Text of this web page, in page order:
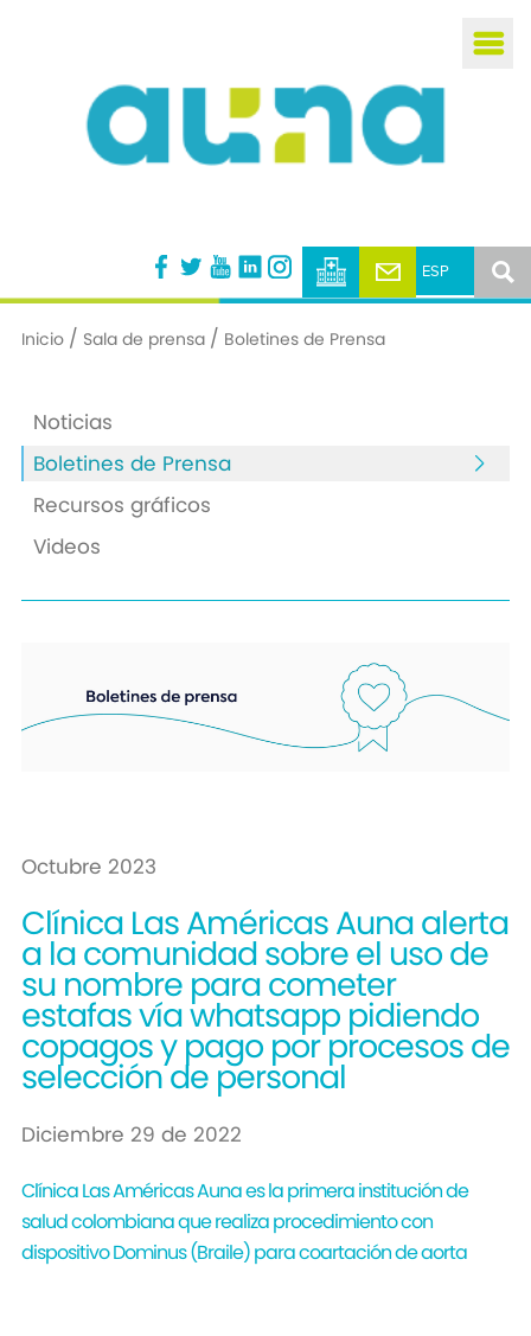
Inicio/ Sala de prensa/ Boletines de Prensa
Noticias
Boletines de Prensa
Recursos gráficos
Videos
Octubre 2023
Clínica Las Américas Auna alerta
a la comunidad sobre el uso de
su nombre para cometer
estafas vía whatsapp pidiendo
copagos y pago por procesos de
selección de personal
Diciembre 29 de 2022
Clínica Las Américas Auna es la primera institución de
salud colombiana que realiza procedimiento con
dispositivo Dominus (Braile) para coartación de aorta